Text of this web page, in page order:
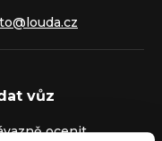
vůz
ocenit